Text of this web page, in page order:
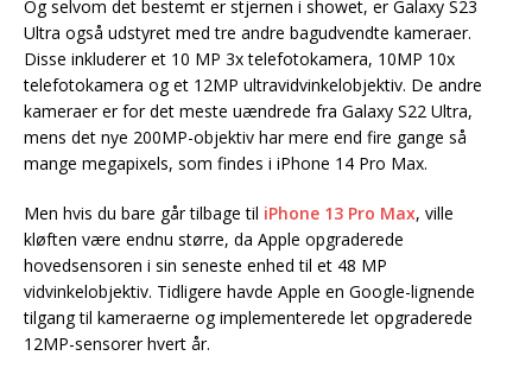
Og selvom det bestemt er stjernen i showet, er Galaxy S23
Ultra også udstyret med tre andre bagudvendte kameraer.
Disse inkluderer et 10 MP 3x telefotokamera, 10MP 10x
telefotokamera og et 12MP ultravidvinkelobjektiv. De andre
kameraer er for det meste uændrede fra Galaxy S22 Ultra,
mens det nye 200MP-objektiv har mere end fire gange så
mange megapixels, som findes i iPhone 14 Pro Max.
Men hvis du bare går tilbage til iPhone 13 Pro Max, ville
kløften være endnu større, da Apple opgraderede
hovedsensoren i sin seneste enhed til et 48 MP
vidvinkelobjektiv. Tidligere havde Apple en Google-lignende
tilgang til kameraerne og implementerede let opgraderede
12MP-sensorer hvert år.